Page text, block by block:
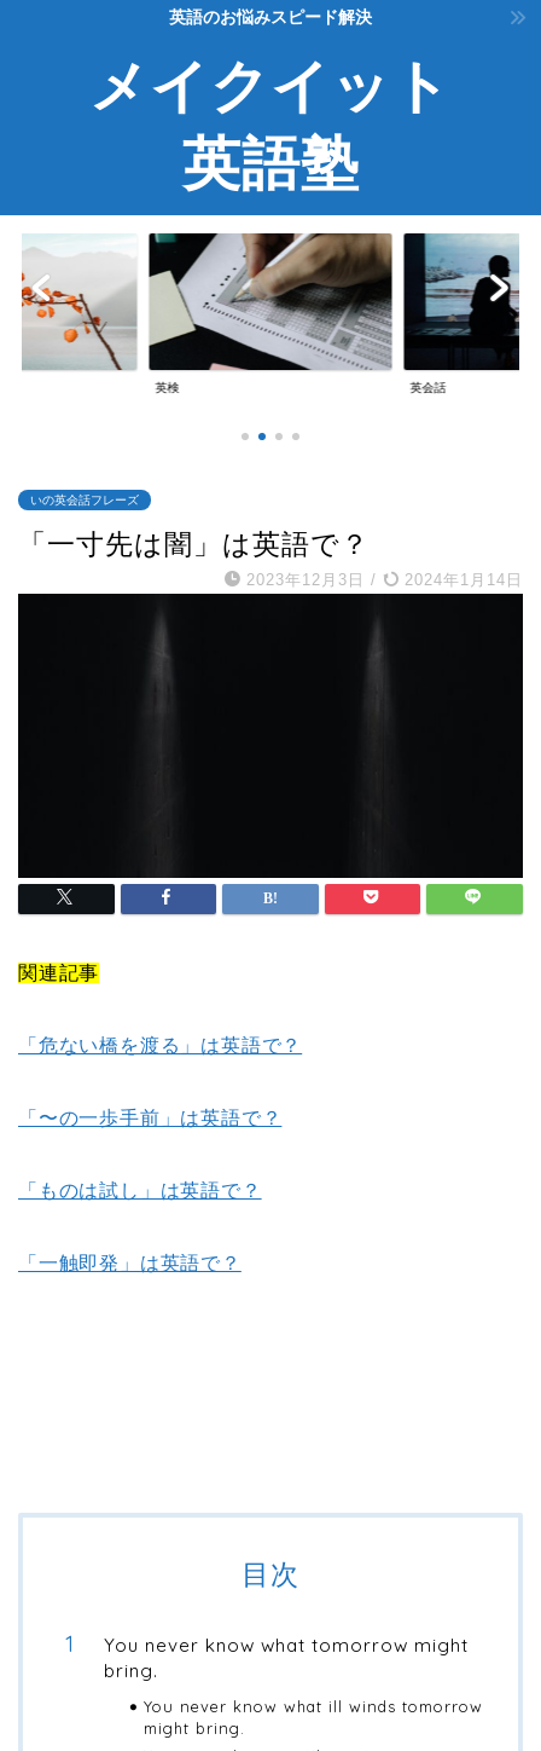
英語のお悩みスピード解決
メイクイット
英語塾
英検 英会話
いの英会話フレーズ
「一寸先は闇」は英語で？
2023年12月3日 / 2024年1月14日
関連記事
「危ない橋を渡る」は英語で？
「〜の一歩手前」は英語で？
「ものは試し」は英語で？
「一触即発」は英語で？
目次
You never know what tomorrow might
bring.
You never know what ill winds tomorrow
might bring.